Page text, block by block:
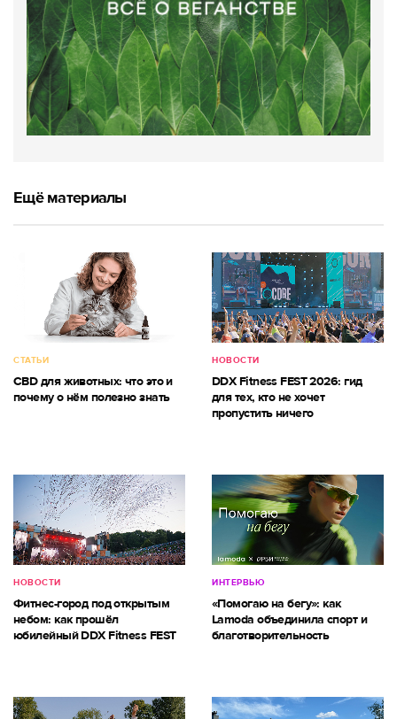
Ещё материалы
СТАТЬИ
CBD для животных: что это и
почему о нём полезно знать
НОВОСТИ
DDX Fitness FEST 2026: гид
для тех, кто не хочет
пропустить ничего
НОВОСТИ
Фитнес-город под открытым
небом: как прошёл
юбилейный DDX Fitness FEST
ИНТЕРВЬЮ
«Помогаю на бегу»: как
Lamoda объединила спорт и
благотворительность